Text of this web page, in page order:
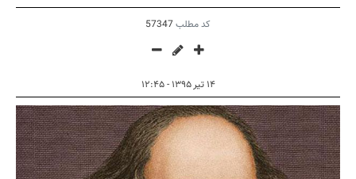
کد مطلب 57347
۱۴ تیر ۱۳۹۵ - ۱۲:۴۵